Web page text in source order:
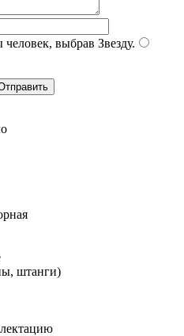
выбрав Звезду.
штанги)